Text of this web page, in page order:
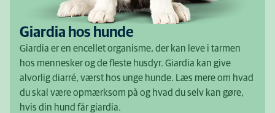
Giardia hos hunde
Giardia er en encellet organisme, der kan leve i tarmen
hos mennesker og de fleste husdyr. Giardia kan give
alvorlig diarré, værst hos unge hunde. Læs mere om hvad
du skal være opmærksom på og hvad du selv kan gøre,
hvis din hund får giardia.